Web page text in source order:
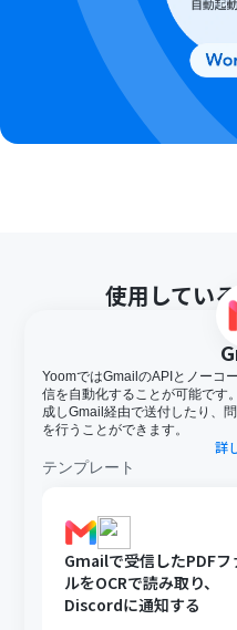
使用してい
YoomではGmailのAPIとノーコ
信を自動化することが可能です
成しGmail経由で送付したり、
を行うことができます。
詳
テンプレート
Gmailで受信したPDFフ
ルをOCRで読み取り、
Discordに通知する